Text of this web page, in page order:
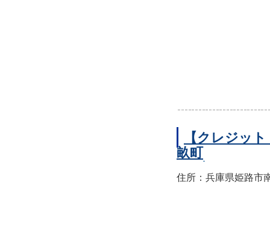
【クレジッ
畝町
住所：兵庫県姫路市